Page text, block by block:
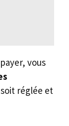
vous
réglée et